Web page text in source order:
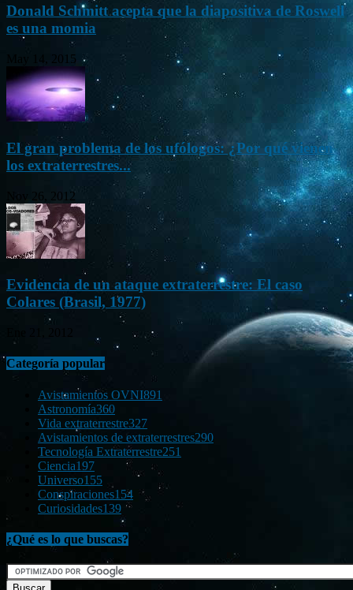
Donald Schmitt acepta que la diapositiva de Roswell
es una momia
May 14, 2015
El gran problema de los ufólogos: ¿Por qué vienen
los extraterrestres...
Nov 26, 2012
Evidencia de un ataque extraterrestre: El caso
Colares (Brasil, 1977)
Categoría popular
Avistamientos OVNI891
Astronomía360
Vida extraterrestre327
Avistamientos de extraterrestres290
Tecnología Extraterrestre251
Ciencia197
Universo155
Conspiraciones154
Curiosidades139
¿Qué es lo que buscas?